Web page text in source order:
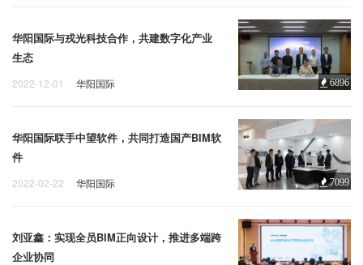
华阳国际与戎光科技合作，共建数字化产业
生态
2022-12-01 华阳国际 6896
华阳国际联手中望软件，共同打造国产BIM软
件
2022-02-22 华阳国际 7099
刘亚鑫：实现全员BIM正向设计，推进多端跨
企业协同